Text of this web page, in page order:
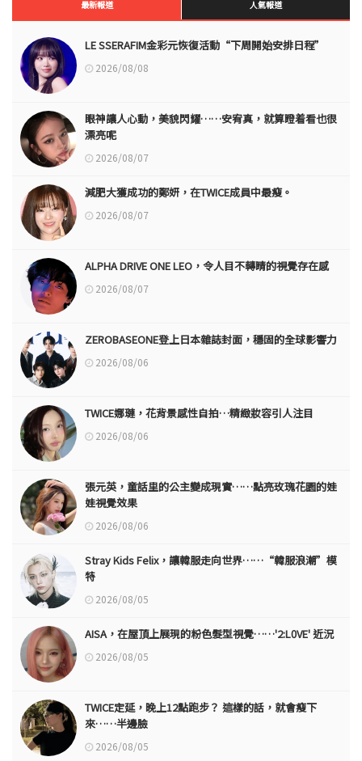
最新報道 人氣報道
LE SSERAFIM金彩元恢復活動“下周開始安排日程”
2026/08/08
眼神讓人心動，美貌閃耀……安宥真，就算瞪着看也很
漂亮呢
2026/08/07
減肥大獲成功的鄭妍，在TWICE成員中最瘦。
2026/08/07
ALPHA DRIVE ONE LEO，令人目不轉睛的視覺存在感
2026/08/07
ZEROBASEONE登上日本雜誌封面，穩固的全球影響力
2026/08/06
TWICE娜璉，花背景感性自拍…精緻妝容引人注目
2026/08/06
張元英，童話里的公主變成現實……點亮玫瑰花園的娃
娃視覺效果
2026/08/06
Stray Kids Felix，讓韓服走向世界……“韓服浪潮”模
特
2026/08/05
AISA，在屋頂上展現的粉色髮型視覺……'2:L0VE' 近況
2026/08/05
TWICE定延，晚上12點跑步？ 這樣的話，就會瘦下
來……半邊臉
2026/08/05